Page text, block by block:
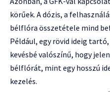
körűek. A dózis, a
bélflóra összetétele mind
Például, egy rövid ideig
kevésbé valószínű, hogy
bélflórát, mint egy hosszú
kezelés.